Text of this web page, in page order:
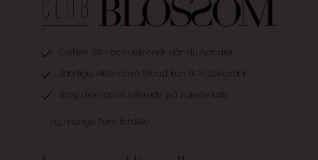
Optjen 3% i bonuskroner når du handler
Særlige, eksklusive tilbud kun til klubkunder
Brug dine point allerede på næste køb
.... og mange flere fordele